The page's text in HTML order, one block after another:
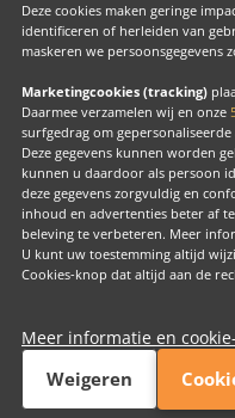
Deze cookies maken geringe
identificeren of herleiden van
maskeren we persoonsgegevens
Marketingcookies (tracking)
Daarmee verzamelen wij en onze
surfgedrag om
Deze gegevens kunnen worden
kunnen u daardoor als persoon
deze gegevens zorgvuldig en
inhoud en advertenties beter af
beleving te verbeteren. Meer
U kunt uw toestemming altijd
Cookies-knop dat altijd aan de
Meer informatie en
Weigeren